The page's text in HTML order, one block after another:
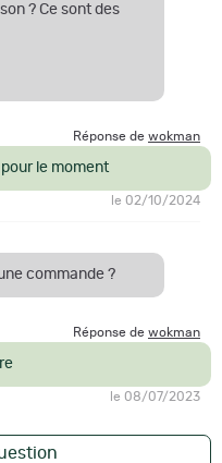
? Ce sont des
Réponse de wokman
le moment
le 02/10/2024
commande ?
Réponse de wokman
le 08/07/2023